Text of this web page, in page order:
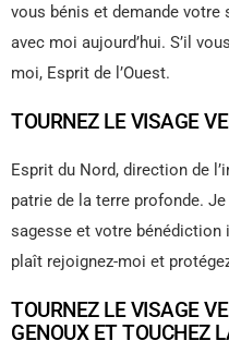
vous bénis et demande
avec moi aujourd’hui. S’il
moi, Esprit de l’Ouest.
TOURNEZ LE VISAGE
Esprit du Nord, direction de
patrie de la terre profonde.
sagesse et votre bénédiction
plaît rejoignez-moi et
TOURNEZ LE VISAGE
GENOUX ET TOUCHEZ